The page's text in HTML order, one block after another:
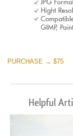
PURCHASE → $75
Helpful